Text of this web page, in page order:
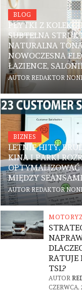
BLOG
PŁYTKI Z
SUBTELNA
NATURALNA
NOWOCZESNA
ŁAZIENCE,
AUTOR REDAKTOR
BIZNES
LETNIE HITY,
KINA I PARKI
OPTYMALIZOWAĆ
MIĘDZY
AUTOR REDAKTOR
RATUJE
TSL?
AUTOR
CZERWCA,